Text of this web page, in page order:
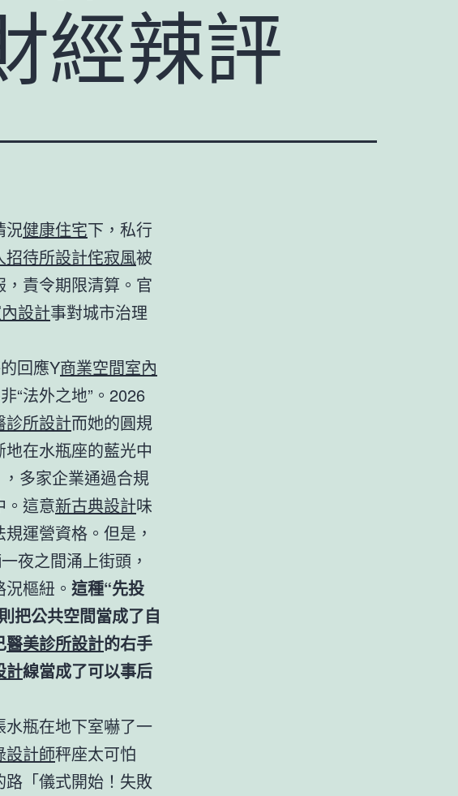
經辣評
況健康住宅下，私行
招待所設計侘寂風被
責令期限清算。官
設計事對城市治理
回應Y商業空間室內
“法外之地”。2026
診所設計而她的圓規
地在水瓶座的藍光中
多家企業通過合規
。這意新古典設計味
規運營資格。但是，
夜之間涌上街頭，
樞紐。 這種“先投
把公共空間當成了自
醫美診所設計的右手
計線當成了可以事后
瓶在地下室嚇了一
設計師秤座太可怕
「儀式開始！失敗